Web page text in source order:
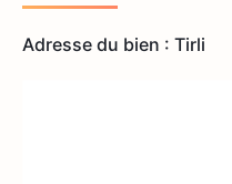
Adresse du bien : Tirli